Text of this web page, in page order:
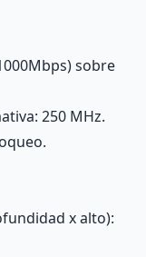
sobre
250 MHz.
x alto):